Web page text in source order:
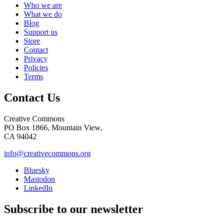
Who we are
What we do
Blog
Support us
Store
Contact
Privacy
Policies
Terms
Contact Us
Creative Commons
PO Box 1866, Mountain View,
CA 94042
info@creativecommons.org
Bluesky
Mastodon
LinkedIn
Subscribe to our newsletter